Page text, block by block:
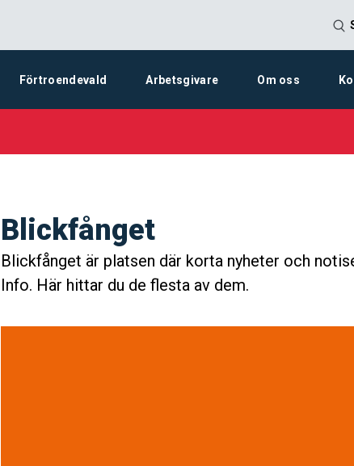
Förtroendevald Arbetsgivare Om oss
Blickfånget
Blickfånget är platsen där korta nyheter och
Info. Här hittar du de flesta av dem.